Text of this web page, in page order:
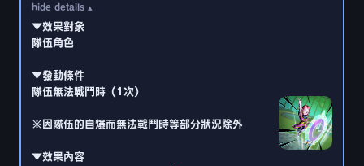
○隊伍造成的必殺傷害30%
○隊伍替換時的待命時間縮短1秒（30秒）（無法消
除）
此外，敵方編組2名以上
○隊伍替換時的待命時間縮短1秒（30秒）（無法消
隊伍無法戰鬥時（1次）
※因隊伍的自爆而無法戰鬥時等部分狀況除外
▼效果內容
○隊伍造成的必殺傷害33%
除）
此外，敵方編組2名以上
hide details ▴
▼效果對象
隊伍角色
▼發動條件
隊伍無法戰鬥時（1次）
※因隊伍的自爆而無法戰鬥時等部分狀況除外
▼效果內容